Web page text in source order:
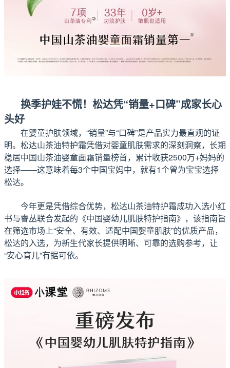
换季护娃不慌！松达凭“销量+口碑”成家长心
头好
在婴童护肤领域，“销量”与“口碑”是产品实力最直观的证
明。松达山茶油特护霜凭借对婴童肌肤需求的深刻洞察，长期
稳居中国山茶油婴童面霜销量榜首，累计收获2500万+妈妈的
选择——这意味着每3个中国宝妈中，就有1个曾为宝宝选择
松达。
今年更是凭借综合优势，松达山茶油特护霜成功入选小红
书与睿丛联合发起的《中国婴幼儿肌肤特护指南》，该指南旨
在筛选市场上“安全、有效、适配中国婴童肌肤”的优质产品，
松达的入选，为新生代家长提供明晰、可靠的选购参考，让
“安心育儿”有据可依。